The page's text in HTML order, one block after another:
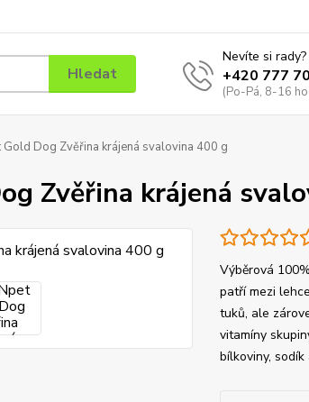
Hledat
Nevíte si
+420 777
(Po-Pá, 8-16
Gold Dog Zvěřina krájená svalovina 400 g
Zvěřina krájená
Výběrová
patří mezi
tuků, ale
vitamíny
bílkoviny, sodík